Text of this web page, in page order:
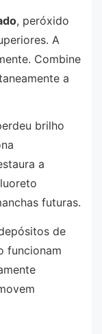
, peróxido
A
Combine
a
brilho
a
futuras.
de
funcionam